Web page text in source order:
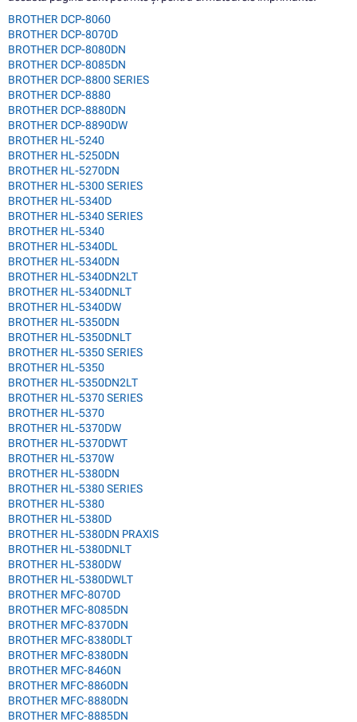
BROTHER DCP-8060
BROTHER DCP-8070D
BROTHER DCP-8080DN
BROTHER DCP-8085DN
BROTHER DCP-8800 SERIES
BROTHER DCP-8880
BROTHER DCP-8880DN
BROTHER DCP-8890DW
BROTHER HL-5240
BROTHER HL-5250DN
BROTHER HL-5270DN
BROTHER HL-5300 SERIES
BROTHER HL-5340D
BROTHER HL-5340 SERIES
BROTHER HL-5340
BROTHER HL-5340DL
BROTHER HL-5340DN
BROTHER HL-5340DN2LT
BROTHER HL-5340DNLT
BROTHER HL-5340DW
BROTHER HL-5350DN
BROTHER HL-5350DNLT
BROTHER HL-5350 SERIES
BROTHER HL-5350
BROTHER HL-5350DN2LT
BROTHER HL-5370 SERIES
BROTHER HL-5370
BROTHER HL-5370DW
BROTHER HL-5370DWT
BROTHER HL-5370W
BROTHER HL-5380DN
BROTHER HL-5380 SERIES
BROTHER HL-5380
BROTHER HL-5380D
BROTHER HL-5380DN PRAXIS
BROTHER HL-5380DNLT
BROTHER HL-5380DW
BROTHER HL-5380DWLT
BROTHER MFC-8070D
BROTHER MFC-8085DN
BROTHER MFC-8370DN
BROTHER MFC-8380DLT
BROTHER MFC-8380DN
BROTHER MFC-8460N
BROTHER MFC-8860DN
BROTHER MFC-8880DN
BROTHER MFC-8885DN